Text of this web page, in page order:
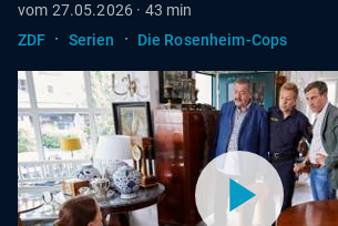
vom 27.05.2026 · 43 min
ZDF · Serien · Die Rosenheim-Cops